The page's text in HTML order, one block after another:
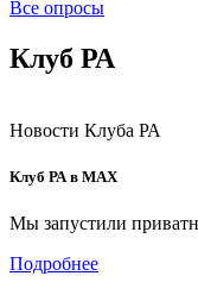
Все опросы
Клуб РА
Новости Клуба РА
Клуб РА в MAX
Мы запустили
Подробнее